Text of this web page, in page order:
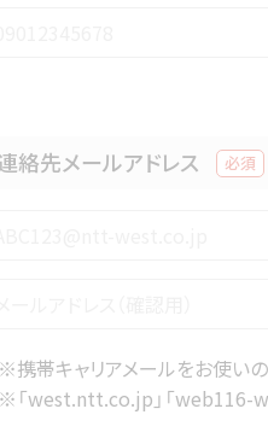
絡先メールアドレス 必須
※携帯キャリアメールをお使いの
※「west.ntt.co.jp」「web116-